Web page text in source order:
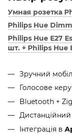
Умная розетка
Philips Hue
Philips Hue E27
шт. + Philips Hue
Зручний
Голосове
Bluetooth +
Інтеграція в